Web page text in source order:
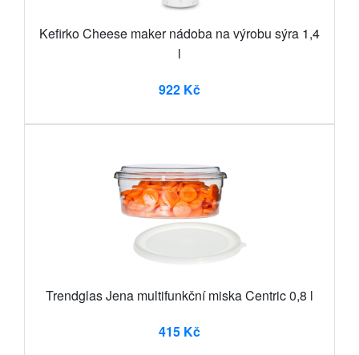
Kefirko Cheese maker nádoba na výrobu sýra 1,4
l
922 Kč
Trendglas Jena multifunkční miska Centric 0,8 l
415 Kč